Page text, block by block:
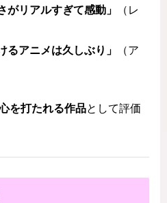
がリアルすぎて感動」
（レ
るアニメは久しぶり」
（ア
を打たれる作品として評価